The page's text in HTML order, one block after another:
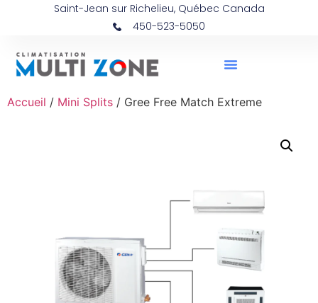
Saint-Jean sur Richelieu, Québec Canada
450-523-5050
Accueil / Mini Splits / Gree Free Match Extreme